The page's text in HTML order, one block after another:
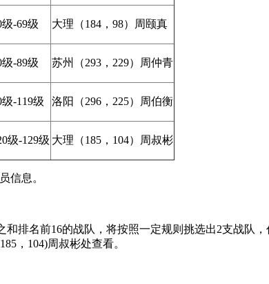
级-69级 大理（184，98）周颐真
级-89级 苏州（293，229）周仲青
级-119级 洛阳（296，225）周伯衡
级-129级 大理（185，104）周叔彬
信息。
排名前16的战队，将按照一定规则挑选出2支战队
，104)周叔彬处查看。